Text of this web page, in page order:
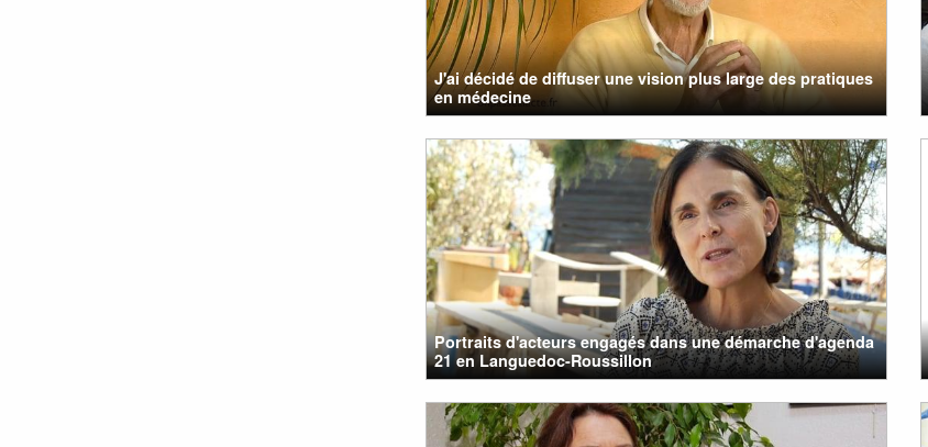
J'ai décidé de diffuser une vision plus large des pratiques
en médecine
Portraits d'acteurs engagés dans une démarche d'agenda
21 en Languedoc-Roussillon